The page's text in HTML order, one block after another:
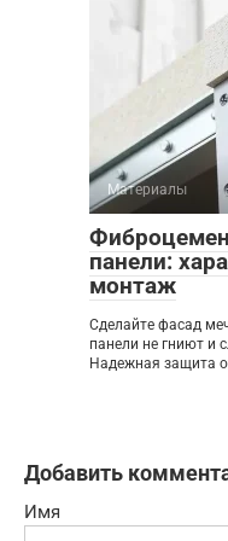
Материалы
панели:
монтаж
Сделайте фасад
панели не гниют и
Надежная защита
Добавить
Имя